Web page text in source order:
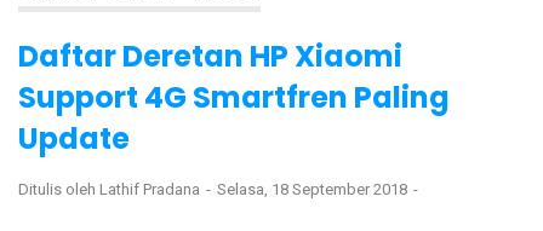
Daftar Deretan HP Xiaomi
Support 4G Smartfren Paling
Update
Ditulis oleh Lathif Pradana Selasa, 18 September 2018